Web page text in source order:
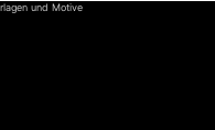
und Motive